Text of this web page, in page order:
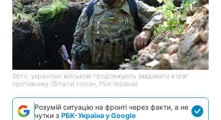
Фото: українські військові продовжують завдавати втрат
противнику (Віталій Носач, РБК-Україна)
Розумій ситуацію на фронті через факти, а не
чутки з РБК-Україна у Google